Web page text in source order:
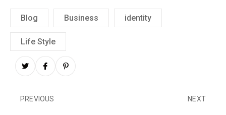
Blog Business identity
Life Style
PREVIOUS NEXT